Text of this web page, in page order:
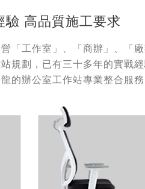
驗 高品質施工要求
營「工作室」、「商辦」、「
規劃，已有三十多年的實戰
的辦公室工作站專業整合服務